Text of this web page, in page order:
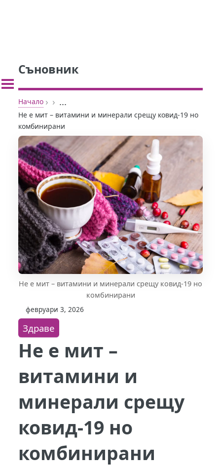
Съновник
Начало › › ...
Не е мит – витамини и минерали срещу ковид-19 но
комбинирани
Не е мит – витамини и минерали срещу ковид-19 но
комбинирани
февруари 3, 2026
Здраве
Не е мит –
витамини и
минерали срещу
ковид-19 но
комбинирани